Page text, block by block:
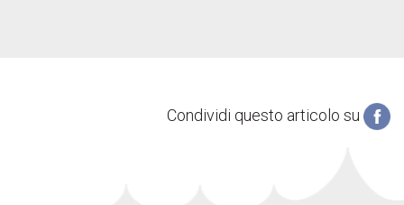
Condividi questo articolo su